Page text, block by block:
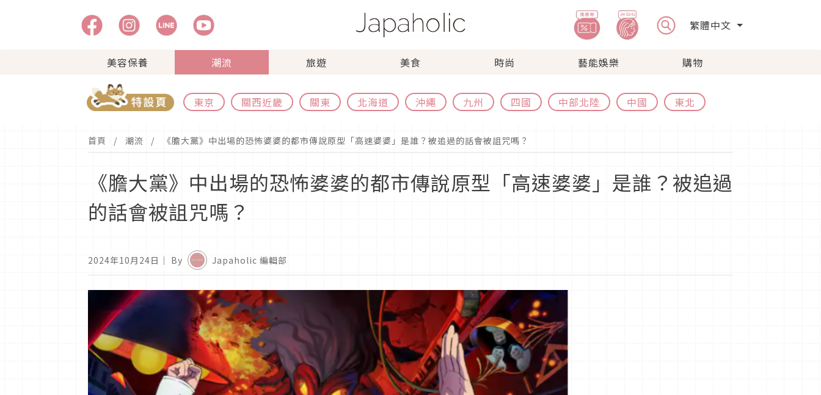
繁體中文
美容保養 潮流 旅遊 美食 時尚 藝能娛樂 購物
東京 關西近畿 關東 北海道 沖繩 九州 四國 中部北陸 中國 東北
首頁 潮流 《膽大黨》中出場的恐怖婆婆的都市傳說原型「高速婆婆」是誰？被追過的話會被詛咒嗎？
《膽大黨》中出場的恐怖婆婆的都市傳說原型「高速婆婆」是誰？被追過
的話會被詛咒嗎？
2024年10月24日 ｜ By Japaholic 編輯部